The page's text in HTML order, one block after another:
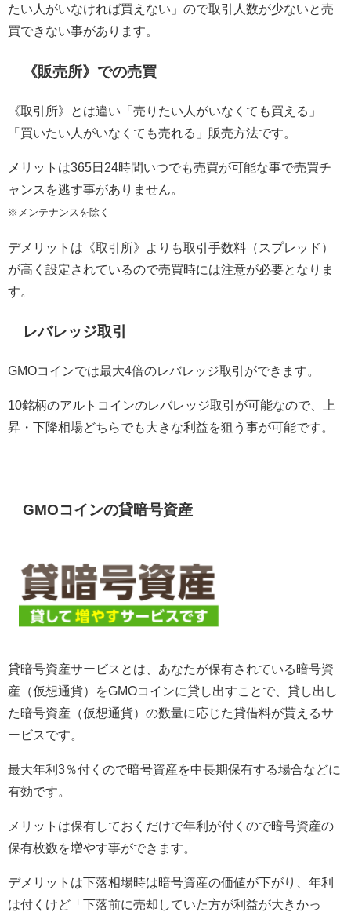
たい人がいなければ買えない」ので取引人数が少ないと売
買できない事があります。
《販売所》での売買
《取引所》とは違い「売りたい人がいなくても買える」
「買いたい人がいなくても売れる」販売方法です。
メリットは365日24時間いつでも売買が可能な事で売買チ
ャンスを逃す事がありません。
※メンテナンスを除く
デメリットは《取引所》よりも取引手数料（スプレッド）
が高く設定されているので売買時には注意が必要となりま
す。
レバレッジ取引
GMOコインでは最大4倍のレバレッジ取引ができます。
10銘柄のアルトコインのレバレッジ取引が可能なので、上
昇・下降相場どちらでも大きな利益を狙う事が可能です。
GMOコインの貸暗号資産
貸暗号資産サービスとは、あなたが保有されている暗号資
産（仮想通貨）をGMOコインに貸し出すことで、貸し出し
た暗号資産（仮想通貨）の数量に応じた貸借料が貰えるサ
ービスです。
最大年利3％付くので暗号資産を中長期保有する場合などに
有効です。
メリットは保有しておくだけで年利が付くので暗号資産の
保有枚数を増やす事ができます。
デメリットは下落相場時は暗号資産の価値が下がり、年利
は付くけど「下落前に売却していた方が利益が大きかっ